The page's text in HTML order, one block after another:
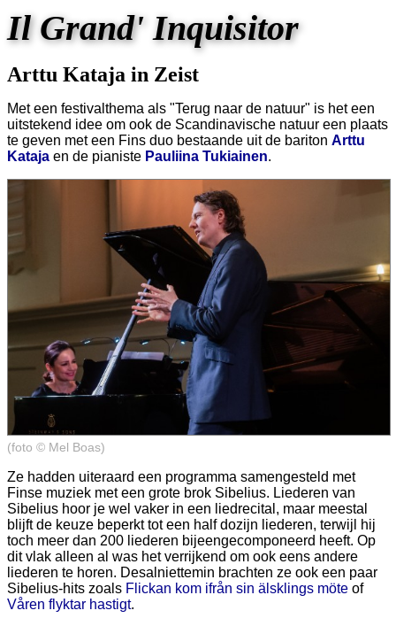
Il Grand' Inquisitor
Arttu Kataja in Zeist
Met een festivalthema als "Terug naar de natuur" is het een
uitstekend idee om ook de Scandinavische natuur een plaats
te geven met een Fins duo bestaande uit de bariton Arttu
Kataja en de pianiste Pauliina Tukiainen.
(foto © Mel Boas)
Ze hadden uiteraard een programma samengesteld met
Finse muziek met een grote brok Sibelius. Liederen van
Sibelius hoor je wel vaker in een liedrecital, maar meestal
blijft de keuze beperkt tot een half dozijn liederen, terwijl hij
toch meer dan 200 liederen bijeengecomponeerd heeft. Op
dit vlak alleen al was het verrijkend om ook eens andere
liederen te horen. Desalniettemin brachten ze ook een paar
Sibelius-hits zoals Flickan kom ifrån sin älsklings möte of
Våren flyktar hastigt.